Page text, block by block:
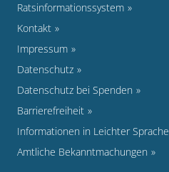
Ratsinformationssystem
Kontakt
Impressum
Datenschutz
Datenschutz bei Spenden
Barrierefreiheit
Informationen in Leichter Sprache
Amtliche Bekanntmachungen